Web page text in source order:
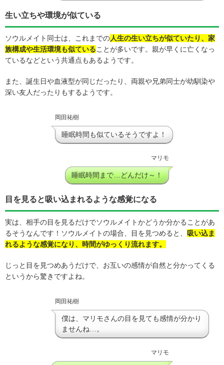
生い立ちや環境が似ている
ソウルメイト同士は、これまでの人生の生い立ちが似ていたり、家
族構成や生活環境も似ていることが多いです。親が早くに亡くなっ
ているなどという共通点もあるようです。
また、誕生日や血液型が同じだったり、両親や兄弟同士が幼馴染や
深い友人だったりもするようです。
岡田祐樹
睡眠時間も似ているそうですよ！
マリモ
睡眠時間まで…どんだけ～！
目を見ると吸い込まれるような感覚になる
実は、相手の目を見るだけでソウルメイトかどうか分かることがあ
るそうなんです！ソウルメイトの場合、目を見つめると、
吸い込ま
れるような感覚になり、時間がゆっくり流れます。
じっと目を見つめあうだけで、お互いの感情が自然と分かってくる
というから驚きですよね。
岡田祐樹
僕は、マリモさんの目を見ても感情が分かり
ませんね…。
マリモ